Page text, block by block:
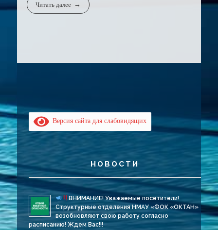
Читать далее
Версия сайта для слабовидящих
НОВОСТИ
ВНИМАНИЕ! Уважаемые посетители!
Структурные отделения НМАУ «ФОК «ОКТАН»
возобновляют свою работу согласно
расписанию! Ждем Вас!!!